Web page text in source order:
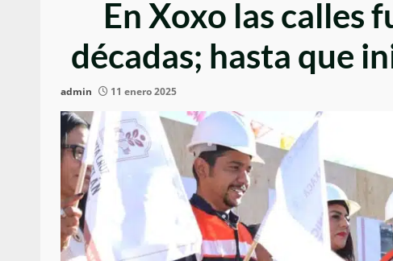
En Xoxo las calles
décadas; hasta que
admin 11 enero 2025